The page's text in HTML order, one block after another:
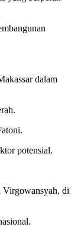
dalam
potensial.
Virgowansyah, di